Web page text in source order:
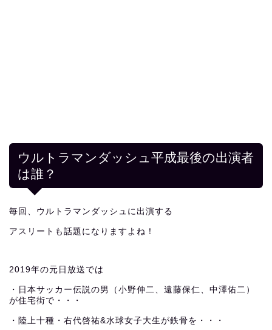
ウルトラマンダッシュ平成最後の出演者
は誰？
毎回、ウルトラマンダッシュに出演する
アスリートも話題になりますよね！
2019年の元日放送では
・日本サッカー伝説の男（小野伸二、遠藤保仁、中澤佑二）
が住宅街で・・・
・陸上十種・右代啓祐&水球女子大生が鉄骨を・・・